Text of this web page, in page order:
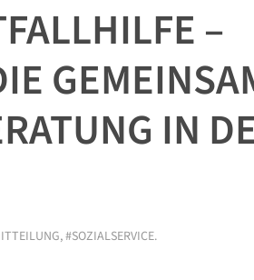
–
IN
,#SOZIALSERVICE.